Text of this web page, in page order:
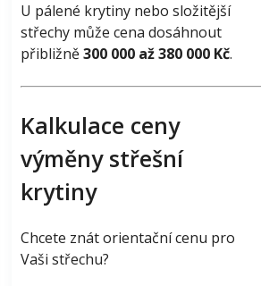
U pálené krytiny nebo složitější
střechy může cena dosáhnout
přibližně300 000 až 380 000 Kč.
Kalkulace ceny
výměny střešní
krytiny
Chcete znát orientační cenu pro
Vaši střechu?